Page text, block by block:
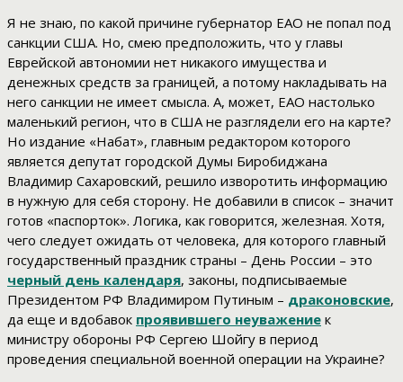
Я не знаю, по какой причине губернатор ЕАО не попал под
санкции США. Но, смею предположить, что у главы
Еврейской автономии нет никакого имущества и
денежных средств за границей, а потому накладывать на
него санкции не имеет смысла. А, может, ЕАО настолько
маленький регион, что в США не разглядели его на карте?
Но издание «Набат», главным редактором которого
является депутат городской Думы Биробиджана
Владимир Сахаровский, решило изворотить информацию
в нужную для себя сторону. Не добавили в список – значит
готов «паспорток». Логика, как говорится, железная. Хотя,
чего следует ожидать от человека, для которого главный
государственный праздник страны – День России – это
черный день календаря, законы, подписываемые
Президентом РФ Владимиром Путиным – драконовские,
да еще и вдобавок проявившего неуважение к
министру обороны РФ Сергею Шойгу в период
проведения специальной военной операции на Украине?